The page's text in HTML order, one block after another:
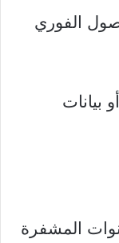
(7070) للوصول الفوري
بيانات
المشفرة